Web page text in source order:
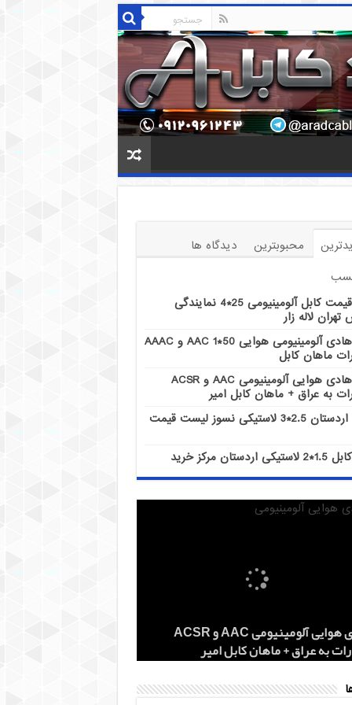
محبوبترین
دیدگاه ها
قیمت کابل آلومینیومی 25*4 نمایندگی
لاله زار
هادی آلومینیومی هوایی 50*1 AAC و AAAC
ماهان کابل
هادی هوایی آلومینیومی AAC و ACSR
به عراق + ماهان کابل امیر
کابل اردستان 2.5*3 لاستیکی نسوز لیست قیمت
کابل 1.5*2 لاستیکی اردستان مرکز خرید
قیمت کابل آلومینیومی 25*4 نمایندگی فروش
لاله زار
هادی آلومینیومی هوایی 50*1 AAC و AAAC
ماهان کابل
هادی هوایی آلومینیومی AAC و ACSR
به عراق + ماهان کابل امیر
کابل اردستان 2.5*3 لاستیکی نسوز لیست
روز